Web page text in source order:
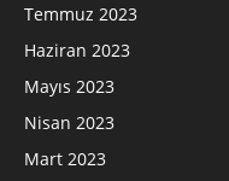
Temmuz 2023
Haziran 2023
Mayıs 2023
Nisan 2023
Mart 2023